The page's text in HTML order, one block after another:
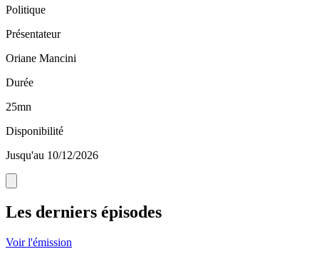
Politique
Présentateur
Oriane Mancini
Durée
25mn
Disponibilité
Jusqu'au 10/12/2026
Les derniers épisodes
Voir l'émission